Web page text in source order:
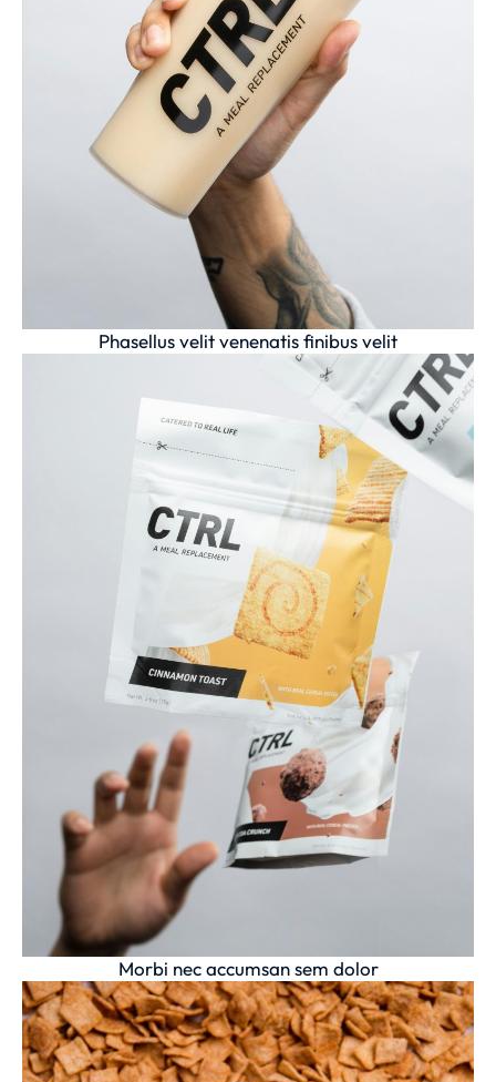
Phasellus velit venenatis finibus velit
Morbi nec accumsan sem dolor